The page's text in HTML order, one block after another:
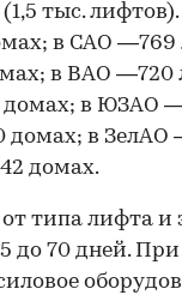
тыс.
в САО
в ВАО
домах; в ЮЗАО
домах; в
домах.
типа лифта
до 70 дней.